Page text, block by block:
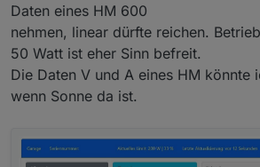
Daten eines HM 600
nehmen, linear dürfte reichen.
50 Watt ist eher Sinn befreit.
Die Daten V und A eines HM könnte
wenn Sonne da ist.